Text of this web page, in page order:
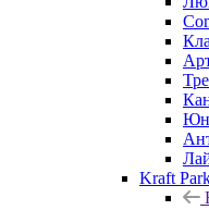
Kraft